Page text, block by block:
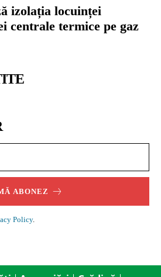
izolația locuinței
centrale termice pe gaz
ABONEZ
Policy.